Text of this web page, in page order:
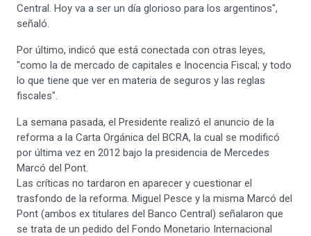
Central. Hoy va a ser un día glorioso para los argentinos",
señaló.
Por último, indicó que está conectada con otras leyes,
"como la de mercado de capitales e Inocencia Fiscal; y todo
lo que tiene que ver en materia de seguros y las reglas
fiscales".
La semana pasada, el Presidente realizó el anuncio de la
reforma a la Carta Orgánica del BCRA, la cual se modificó
por última vez en 2012 bajo la presidencia de Mercedes
Marcó del Pont.
Las críticas no tardaron en aparecer y cuestionar el
trasfondo de la reforma. Miguel Pesce y la misma Marcó del
Pont (ambos ex titulares del Banco Central) señalaron que
se trata de un pedido del Fondo Monetario Internacional